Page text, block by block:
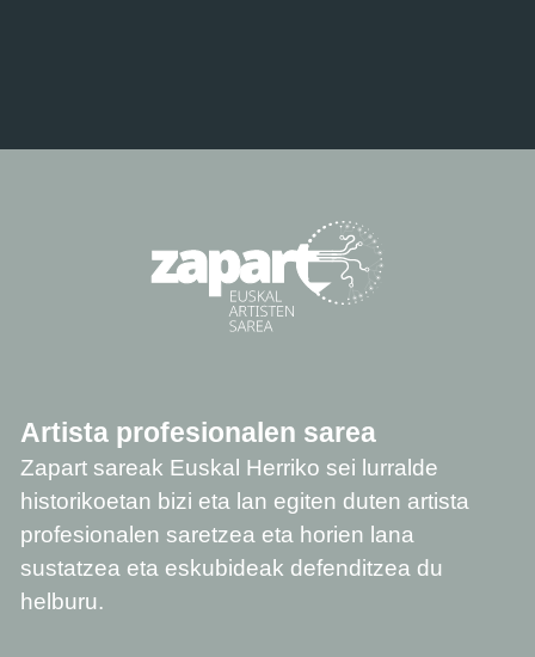
Artista profesionalen sarea
Zapart sareak Euskal Herriko sei lurralde
historikoetan bizi eta lan egiten duten artista
profesionalen saretzea eta horien lana
sustatzea eta eskubideak defenditzea du
helburu.